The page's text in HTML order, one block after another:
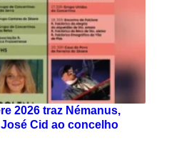
2026 traz Némanus,
Cid ao concelho